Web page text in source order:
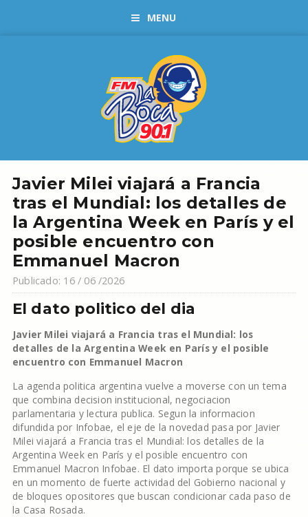
MENU
Javier Milei viajará a Francia
tras el Mundial: los detalles de
la Argentina Week en París y el
posible encuentro con
Emmanuel Macron
Publicado: 16 / 06 /2026
El dato politico del dia
Javier Milei viajará a Francia tras el Mundial: los
detalles de la Argentina Week en París y el posible
encuentro con Emmanuel Macron
La agenda politica argentina vuelve a moverse con un tema
que combina decision institucional, negociacion
parlamentaria y lectura publica. Segun la informacion
difundida por Infobae, el eje de la novedad pasa por Javier
Milei viajará a Francia tras el Mundial: los detalles de la
Argentina Week en París y el posible encuentro con
Emmanuel Macron Infobae. El dato importa porque se ubica
en un momento de fuerte actividad del Gobierno nacional y
de bloques opositores que buscan condicionar cada paso de
la Casa Rosada.